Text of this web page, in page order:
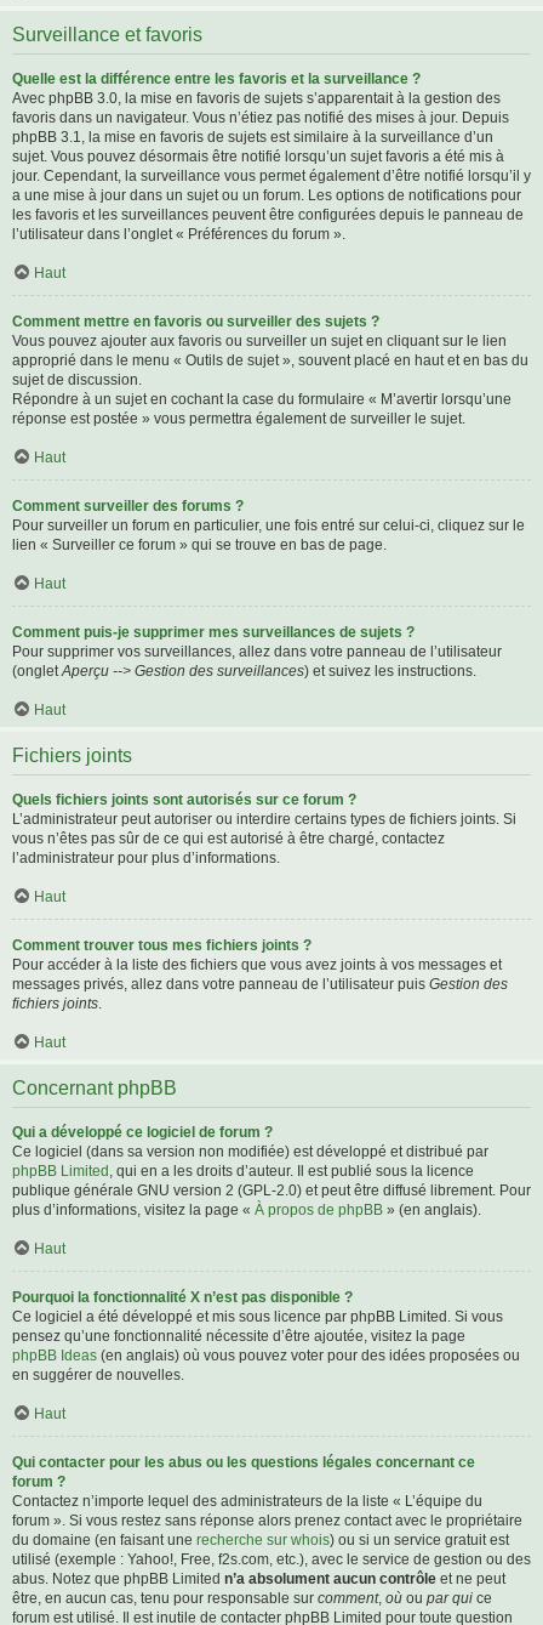
Surveillance et favoris
Quelle est la différence entre les favoris et la surveillance ?
Avec phpBB 3.0, la mise en favoris de sujets s’apparentait à la gestion des
favoris dans un navigateur. Vous n’étiez pas notifié des mises à jour. Depuis
phpBB 3.1, la mise en favoris de sujets est similaire à la surveillance d’un
sujet. Vous pouvez désormais être notifié lorsqu’un sujet favoris a été mis à
jour. Cependant, la surveillance vous permet également d’être notifié lorsqu’il y
a une mise à jour dans un sujet ou un forum. Les options de notifications pour
les favoris et les surveillances peuvent être configurées depuis le panneau de
l’utilisateur dans l’onglet « Préférences du forum ».
Haut
Comment mettre en favoris ou surveiller des sujets ?
Vous pouvez ajouter aux favoris ou surveiller un sujet en cliquant sur le lien
approprié dans le menu « Outils de sujet », souvent placé en haut et en bas du
sujet de discussion.
Répondre à un sujet en cochant la case du formulaire « M’avertir lorsqu’une
réponse est postée » vous permettra également de surveiller le sujet.
Haut
Comment surveiller des forums ?
Pour surveiller un forum en particulier, une fois entré sur celui-ci, cliquez sur le
lien « Surveiller ce forum » qui se trouve en bas de page.
Haut
Comment puis-je supprimer mes surveillances de sujets ?
Pour supprimer vos surveillances, allez dans votre panneau de l’utilisateur
(ongletAperçu --> Gestion des surveillances) et suivez les instructions.
Haut
Fichiers joints
Quels fichiers joints sont autorisés sur ce forum ?
L’administrateur peut autoriser ou interdire certains types de fichiers joints. Si
vous n’êtes pas sûr de ce qui est autorisé à être chargé, contactez
l’administrateur pour plus d’informations.
Haut
Comment trouver tous mes fichiers joints ?
Pour accéder à la liste des fichiers que vous avez joints à vos messages et
messages privés, allez dans votre panneau de l’utilisateur puis Gestion des
fichiers joints.
Haut
Concernant phpBB
Qui a développé ce logiciel de forum ?
Ce logiciel (dans sa version non modifiée) est développé et distribué par
phpBB Limited , qui en a les droits d’auteur. Il est publié sous la licence
publique générale GNU version 2 (GPL-2.0) et peut être diffusé librement. Pour
plus d’informations, visitez la page « À propos de phpBB » (en anglais).
Haut
Pourquoi la fonctionnalité X n’est pas disponible ?
Ce logiciel a été développé et mis sous licence par phpBB Limited. Si vous
pensez qu’une fonctionnalité nécessite d’être ajoutée, visitez la page
phpBB Ideas (en anglais) où vous pouvez voter pour des idées proposées ou
en suggérer de nouvelles.
Haut
Qui contacter pour les abus ou les questions légales concernant ce
forum ?
Contactez n’importe lequel des administrateurs de la liste « L’équipe du
forum ». Si vous restez sans réponse alors prenez contact avec le propriétaire
du domaine (en faisant une recherche sur whois) ou si un service gratuit est
utilisé (exemple : Yahoo!, Free, f2s.com, etc.), avec le service de gestion ou des
abus. Notez que phpBB Limited n’a absolument aucun contrôle et ne peut
être, en aucun cas, tenu pour responsable sur comment, où ou par qui ce
forum est utilisé. Il est inutile de contacter phpBB Limited pour toute question